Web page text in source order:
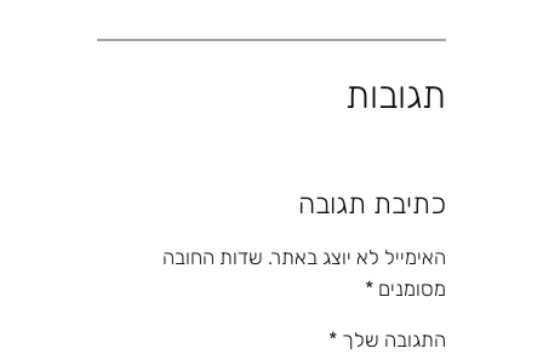
תגובות
כתיבת תגובה
האימייל לא יוצג באתר. שדות החובה
מסומנים *
התגובה שלך *